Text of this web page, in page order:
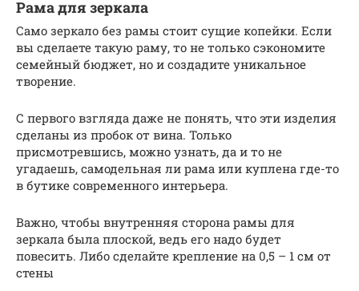
Рама для зеркала
Само зеркало без рамы стоит сущие копейки. Если
вы сделаете такую раму, то не только сэкономите
семейный бюджет, но и создадите уникальное
творение.
С первого взгляда даже не понять, что эти изделия
сделаны из пробок от вина. Только
присмотревшись, можно узнать, да и то не
угадаешь, самодельная ли рама или куплена где-то
в бутике современного интерьера.
Важно, чтобы внутренняя сторона рамы для
зеркала была плоской, ведь его надо будет
повесить. Либо сделайте крепление на 0,5 – 1 см от
стены